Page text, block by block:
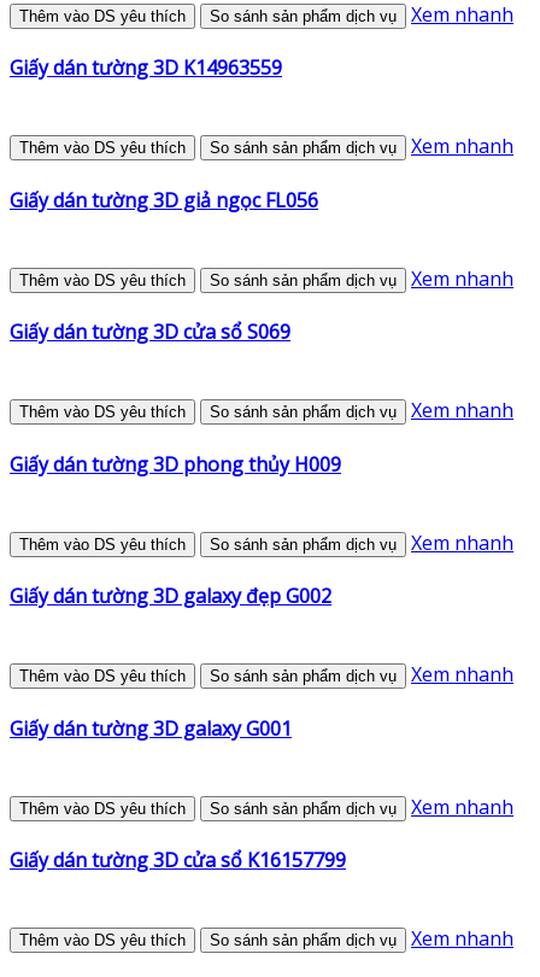
Thêm vào DS yêu thích So sánh sản phẩm dịch vụ Xem nhanh
Giấy dán tường 3D K14963559
Thêm vào DS yêu thích So sánh sản phẩm dịch vụ Xem nhanh
Giấy dán tường 3D giả ngọc FL056
Thêm vào DS yêu thích So sánh sản phẩm dịch vụ Xem nhanh
Giấy dán tường 3D cửa sổ S069
Thêm vào DS yêu thích So sánh sản phẩm dịch vụ Xem nhanh
Giấy dán tường 3D phong thủy H009
Thêm vào DS yêu thích So sánh sản phẩm dịch vụ Xem nhanh
Giấy dán tường 3D galaxy đẹp G002
Thêm vào DS yêu thích So sánh sản phẩm dịch vụ Xem nhanh
Giấy dán tường 3D galaxy G001
Thêm vào DS yêu thích So sánh sản phẩm dịch vụ Xem nhanh
Giấy dán tường 3D cửa sổ K16157799
Thêm vào DS yêu thích So sánh sản phẩm dịch vụ Xem nhanh